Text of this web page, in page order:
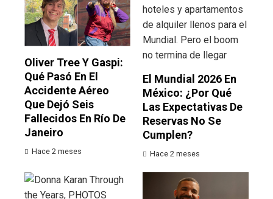
Oliver Tree Y Gaspi:
Qué Pasó En El
Accidente Aéreo
Que Dejó Seis
Fallecidos En Río De
Janeiro
Hace 2 meses
El Mundial 2026 En
México: ¿por Qué
Las Expectativas De
Reservas No Se
Cumplen?
Hace 2 meses